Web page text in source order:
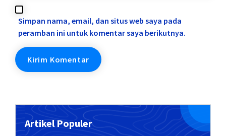
Simpan nama, email, dan situs web saya pada
peramban ini untuk komentar saya berikutnya.
Artikel Populer